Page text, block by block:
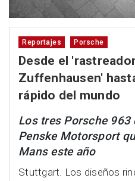
Reportajes Porsche
Desde el
Zuffenhausen'
rápido del mundo
Los tres Porsche
Penske Motorsport
Mans este año
Stuttgart. Los diseños